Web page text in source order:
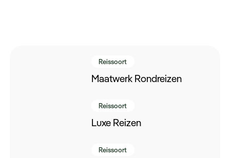
Meer
Reissoort
Maatwerk Rondreizen
Reissoort
Luxe Reizen
Reissoort